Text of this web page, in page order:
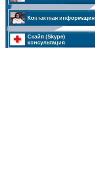
Контактная информация
Скайп (Skype)
консультация